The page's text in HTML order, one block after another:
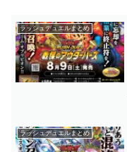
ラッシュデュエルまとめ
ラッシュデュエルまとめ